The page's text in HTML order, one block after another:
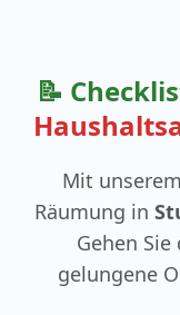
📝
Mit
Räumung in
Gehen
gelungene